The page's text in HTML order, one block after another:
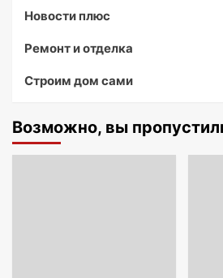
Новости плюс
Ремонт и отделка
Строим дом сами
Возможно, вы